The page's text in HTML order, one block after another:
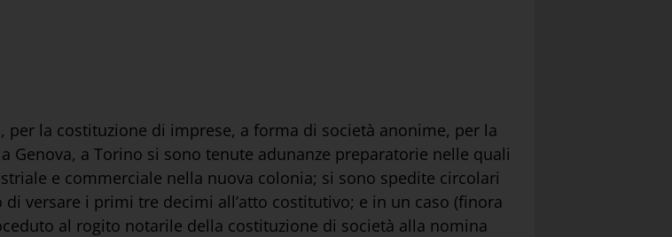
la costituzione di imprese, a forma di società anonime, per la
Genova, a Torino si sono tenute adunanze preparatorie nelle quali
e commerciale nella nuova colonia; si sono spedite circolari
versare i primi tre decimi all’atto costitutivo; e in un caso (finora
al rogito notarile della costituzione di società alla nomina